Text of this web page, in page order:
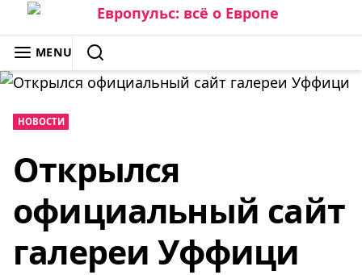
Skip
to
content
ЕВРОПУЛЬС: ВСЁ О ЕВРОПЕ
MENU
SEARCH
НОВОСТИ
Открылся
официальный сайт
галереи Уффици